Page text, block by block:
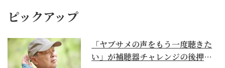
ピックアップ
「ヤブサメの声をもう一度聴きた
い」が補聴器チャレンジの後押し